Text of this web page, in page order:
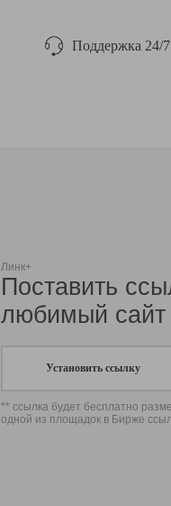
Поддержка 24/7
Линк+
Поставить
любимый сайт
Установить ссылку
** ссылка будет бесплатно
одной из площадок в Бирже